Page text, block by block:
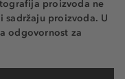
proizvoda ne
sadržaju proizvoda. U
odgovornost za